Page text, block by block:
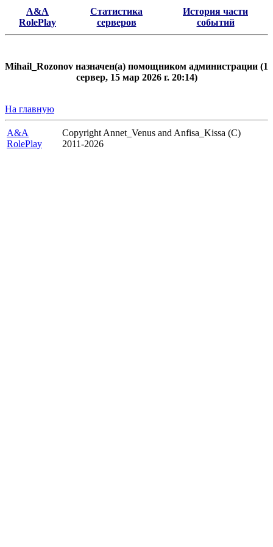
A&A
RolePlay
Статистика
серверов
История части
событий
Mihail_Rozonov назначен(а) помощником администрации (1
сервер, 15 мар 2026 г. 20:14)
На главную
A&A
RolePlay
Copyright Annet_Venus and Anfisa_Kissa (C)
2011-2026